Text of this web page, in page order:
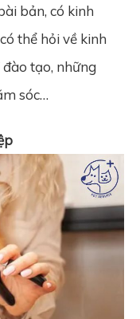
bản, có kinh
thể hỏi về kinh
tạo, những
sóc…